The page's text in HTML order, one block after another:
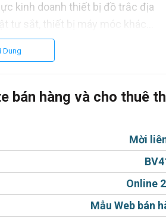
kinh doanh thiết bị đồ trắc địa
tư sắt, thiết bị máy móc khác...
bán hàng
Responsive) hiển thị tốt trên
lợi cho khách hàng.
Việt, sản phẩm hiển thị rõ
(giãn) hình.
hiệu - Kiểm định - Cho
Dung
bán hàng và cho thuê
Mời
Online
Mẫu Web bán